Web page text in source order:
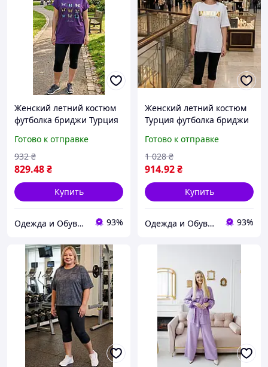
Женский летний костюм
футболка бриджи Турция
размеры 48 50 52 54
Готово к отправке
829.48₴
932 ₴
Купить
Одежда и Обувь по Жизни 93%
Женский летний костюм
Турция футболка бриджи
большие размеры 52 54
56 58 60 62
Готово к отправке
914.92₴
1 028 ₴
Купить
Одежда и Обувь по Жизни 93%